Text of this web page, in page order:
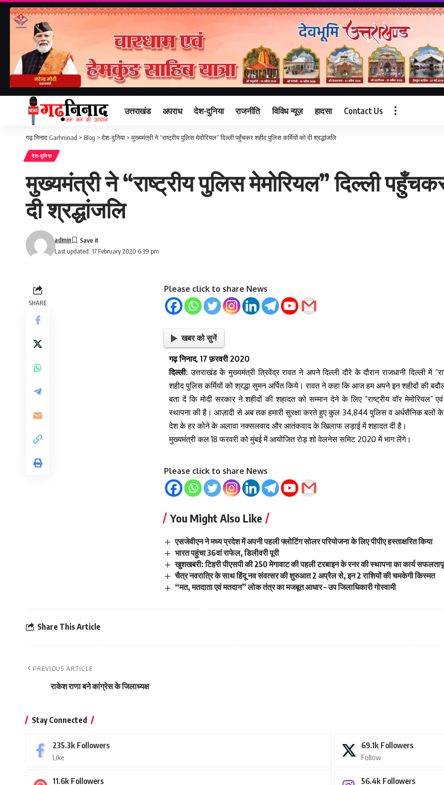
उत्तराखंड अपराध देश-दुनिया राजनीति विविध न्यूज़ हादसा Contact Us
गढ़ निनाद Garhninad > Blog >देश-दुनिया >मुख्यमंत्री ने “राष्ट्रीय पुलिस मेमोरियल” दिल्ली पहुँचकर शहीद पुलिस कर्मियों को दी श्रद्धांजलि
देश-दुनिया
मुख्यमंत्री ने “राष्ट्रीय पुलिस मेमोरियल” दिल्ली
दी श्रद्धांजलि
Last updated: 17 February 2020 6:39 pm
admin
SHARE
Please click to share News
खबर को सुनें
गढ़ निनाद, 17 फ़रवरी 2020
दिल्ली: उत्तराखंड के मुख्यमंत्री त्रिवेंद्र रावत ने अपने दिल्ली दौरे के दौरान राजधानी दिल्ली में
शहीद पुलिस कर्मियों को श्रद्धा सुमन अर्पित किये। रावत ने कहा कि आज हम अपने इन शहीदों की
बता दें कि मोदी सरकार ने शहीदों की शहादत को सम्मान देने के लिए “राष्ट्रीय वॉर मेमोरियल”
स्थापना की है। आज़ादी से अब तक हमारी सुरक्षा करते हुए कुल 34,844 पुलिस व अर्धसैनिक बलों
देश के हर कोने के अलावा नक्सलवाद और आतंकवाद के खिलाफ लड़ाई में शहादत दी है।
मुख्यमंत्री कल 18 फरवरी को मुंबई में आयोजित रोड़ शो वेलनेस समिट 2020 में भाग लेंगे।
Please click to share News
You Might Also Like
एसजेवीएन ने मध्य प्रदेश में अपनी पहली फ्लोटिंग सोलर परियोजना के लिए पीपीए हस्ताक्षरित किया
भारत पहुंचा 36वां राफेल, डिलीवरी पूरी
खुशखबरी: टिहरी पीएसपी की 250 मेगावाट की पहली टरबाइन के रनर की स्थापना का कार्य
चैत्र नवरात्रि के साथ हिंदू नव संवत्सर की शुरुआत 2 अप्रैल से, इन 2 राशियों की चमकेगी किस्मत
“मत, मतदाता एवं मतदान” लोक तंत्र का मजबूत आधार – उप जिलाधिकारी गोस्वामी
Share This Article
PREVIOUS ARTICLE
राकेश राणा बने कांग्रेस के जिलाध्यक्ष
Stay Connected
235.3k Followers
Like
69.1k Followers
Follow
11.6k Followers 56.4k Followers